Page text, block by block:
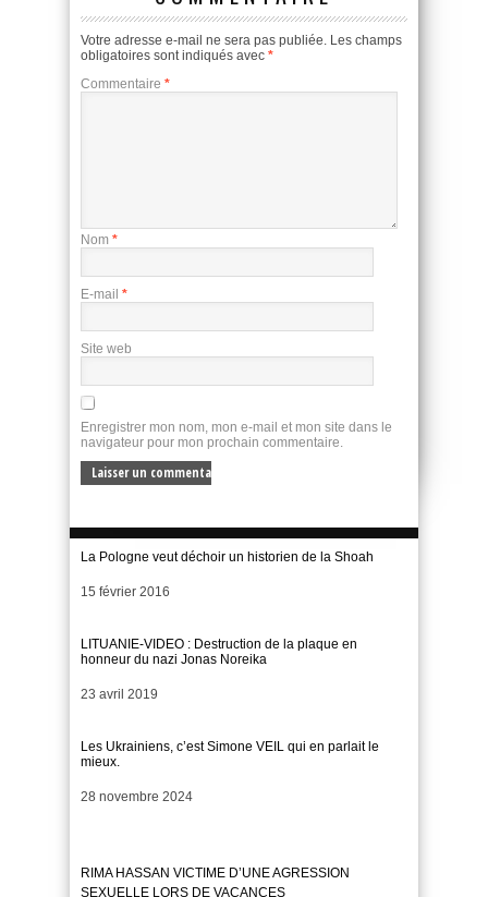
Votre adresse e-mail ne sera pas publiée. Les champs
obligatoires sont indiqués avec *
Commentaire *
Nom *
E-mail *
Site web
Enregistrer mon nom, mon e-mail et mon site dans le
navigateur pour mon prochain commentaire.
La Pologne veut déchoir un historien de la Shoah
Date
15 février 2016
LITUANIE-VIDEO : Destruction de la plaque en
honneur du nazi Jonas Noreika
Date
23 avril 2019
Les Ukrainiens, c’est Simone VEIL qui en parlait le
mieux.
Date
28 novembre 2024
RIMA HASSAN VICTIME D’UNE AGRESSION
SEXUELLE LORS DE VACANCES